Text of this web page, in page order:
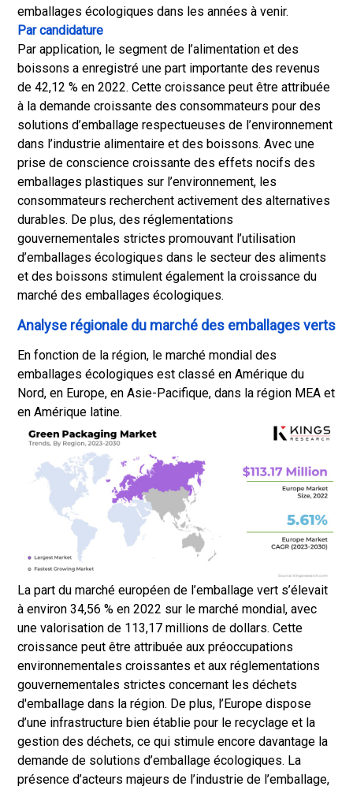
emballages écologiques dans les années à venir.
Par candidature
Par application, le segment de l’alimentation et des
boissons a enregistré une part importante des revenus
de 42,12 % en 2022. Cette croissance peut être attribuée
à la demande croissante des consommateurs pour des
solutions d’emballage respectueuses de l’environnement
dans l’industrie alimentaire et des boissons. Avec une
prise de conscience croissante des effets nocifs des
emballages plastiques sur l’environnement, les
consommateurs recherchent activement des alternatives
durables. De plus, des réglementations
gouvernementales strictes promouvant l’utilisation
d’emballages écologiques dans le secteur des aliments
et des boissons stimulent également la croissance du
marché des emballages écologiques.
Analyse régionale du marché des emballages verts
En fonction de la région, le marché mondial des
emballages écologiques est classé en Amérique du
Nord, en Europe, en Asie-Pacifique, dans la région MEA et
en Amérique latine.
La part du marché européen de l’emballage vert s’élevait
à environ 34,56 % en 2022 sur le marché mondial, avec
une valorisation de 113,17 millions de dollars. Cette
croissance peut être attribuée aux préoccupations
environnementales croissantes et aux réglementations
gouvernementales strictes concernant les déchets
d'emballage dans la région. De plus, l’Europe dispose
d’une infrastructure bien établie pour le recyclage et la
gestion des déchets, ce qui stimule encore davantage la
demande de solutions d’emballage écologiques. La
présence d’acteurs majeurs de l’industrie de l’emballage,